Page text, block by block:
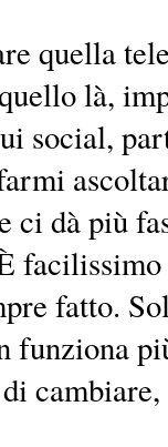
quella
là,
social,
ci dà più
facilissimo
fatto.
funziona